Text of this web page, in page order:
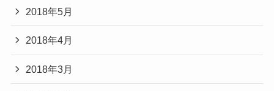
2018年5月
2018年4月
2018年3月